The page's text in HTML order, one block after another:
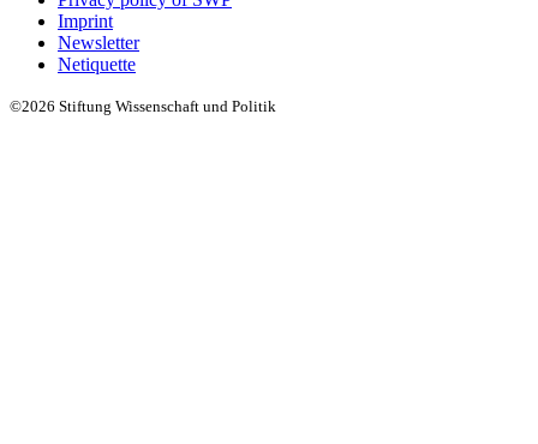
Imprint
Newsletter
Netiquette
©2026 Stiftung Wissenschaft und Politik